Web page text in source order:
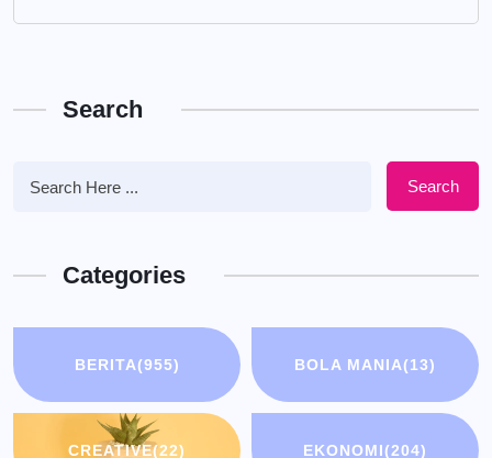
Search
Search
Categories
BERITA(955) BOLA MANIA(13)
CREATIVE(22) EKONOMI(204)